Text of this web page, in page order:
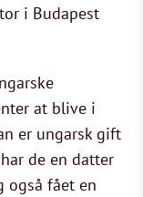
i Budapest
at blive i
er ungarsk gift
de en datter
også fået en